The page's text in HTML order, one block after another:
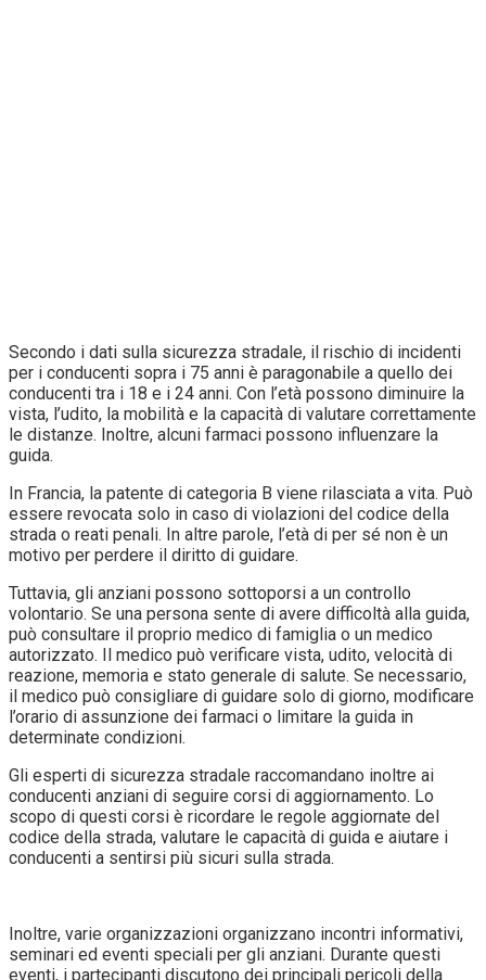
Secondo i dati sulla sicurezza stradale, il rischio di incidenti
per i conducenti sopra i 75 anni è paragonabile a quello dei
conducenti tra i 18 e i 24 anni. Con l’età possono diminuire la
vista, l’udito, la mobilità e la capacità di valutare correttamente
le distanze. Inoltre, alcuni farmaci possono influenzare la
guida.
In Francia, la patente di categoria B viene rilasciata a vita. Può
essere revocata solo in caso di violazioni del codice della
strada o reati penali. In altre parole, l’età di per sé non è un
motivo per perdere il diritto di guidare.
Tuttavia, gli anziani possono sottoporsi a un controllo
volontario. Se una persona sente di avere difficoltà alla guida,
può consultare il proprio medico di famiglia o un medico
autorizzato. Il medico può verificare vista, udito, velocità di
reazione, memoria e stato generale di salute. Se necessario,
il medico può consigliare di guidare solo di giorno, modificare
l’orario di assunzione dei farmaci o limitare la guida in
determinate condizioni.
Gli esperti di sicurezza stradale raccomandano inoltre ai
conducenti anziani di seguire corsi di aggiornamento. Lo
scopo di questi corsi è ricordare le regole aggiornate del
codice della strada, valutare le capacità di guida e aiutare i
conducenti a sentirsi più sicuri sulla strada.
Inoltre, varie organizzazioni organizzano incontri informativi,
seminari ed eventi speciali per gli anziani. Durante questi
eventi, i partecipanti discutono dei principali pericoli della